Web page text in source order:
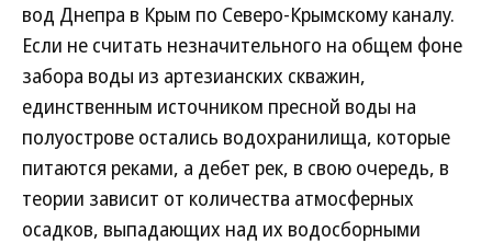
вод Днепра в Крым по Северо-Крымскому каналу.
Если не считать незначительного на общем фоне
забора воды из артезианских скважин,
единственным источником пресной воды на
полуострове остались водохранилища, которые
питаются реками, а дебет рек, в свою очередь, в
теории зависит от количества атмосферных
осадков, выпадающих над их водосборными